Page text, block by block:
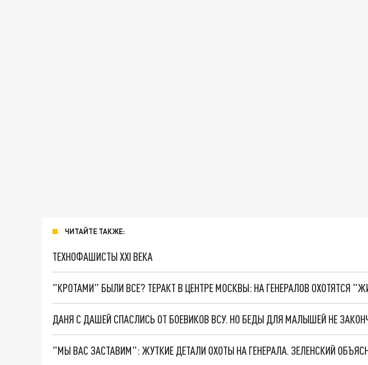
ЧИТАЙТЕ ТАКЖЕ:
ТЕХНОФАШИСТЫ XXI ВЕКА
"КРОТАМИ" БЫЛИ ВСЕ? ТЕРАКТ В ЦЕНТРЕ МОСКВЫ: НА ГЕНЕРАЛОВ ОХОТЯТСЯ
ДАНЯ С ДАШЕЙ СПАСЛИСЬ ОТ БОЕВИКОВ ВСУ. НО БЕДЫ ДЛЯ МАЛЫШЕЙ НЕ